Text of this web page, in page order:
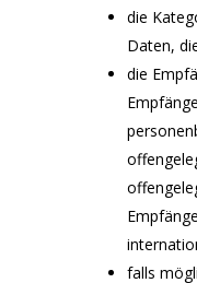
die
Daten,
die
falls